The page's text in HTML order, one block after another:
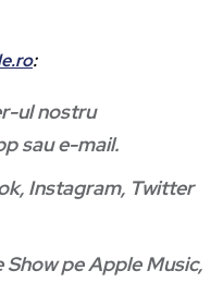
:
ul nostru
sau e-mail.
, Instagram, Twitter
ShowpeApple Music,